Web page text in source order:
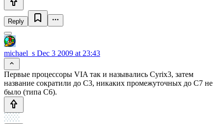
Reply
michael_s Dec 3 2009 at 23:43
Первые процессоры VIA так и назывались Cyrix3, затем
название сократили до C3, никаких промежуточных до C7 не
было (типа С6).